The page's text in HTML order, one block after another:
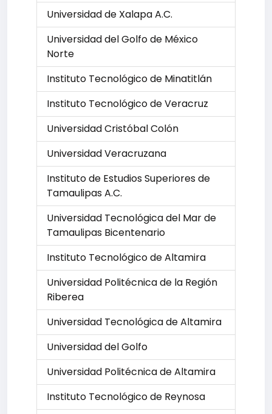
Universidad de Xalapa A.C.
Universidad del Golfo de México
Norte
Instituto Tecnológico de Minatitlán
Instituto Tecnológico de Veracruz
Universidad Cristóbal Colón
Universidad Veracruzana
Instituto de Estudios Superiores de
Tamaulipas A.C.
Universidad Tecnológica del Mar de
Tamaulipas Bicentenario
Instituto Tecnológico de Altamira
Universidad Politécnica de la Región
Riberea
Universidad Tecnológica de Altamira
Universidad del Golfo
Universidad Politécnica de Altamira
Instituto Tecnológico de Reynosa